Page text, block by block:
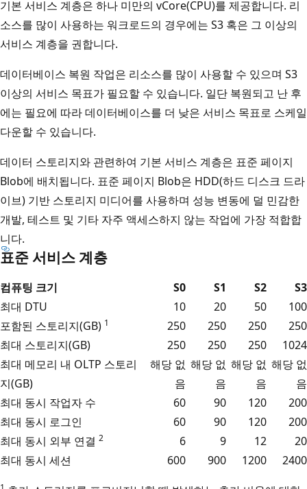
기본 서비스 계층은 하나 미만의 vCore(CPU)를 제공합니다. 리
소스를 많이 사용하는 워크로드의 경우에는 S3 혹은 그 이상의
서비스 계층을 권합니다.
데이터베이스 복원 작업은 리소스를 많이 사용할 수 있으며 S3
이상의 서비스 목표가 필요할 수 있습니다. 일단 복원되고 난 후
에는 필요에 따라 데이터베이스를 더 낮은 서비스 목표로 스케일
다운할 수 있습니다.
데이터 스토리지와 관련하여 기본 서비스 계층은 표준 페이지
Blob에 배치됩니다. 표준 페이지 Blob은 HDD(하드 디스크 드라
이브) 기반 스토리지 미디어를 사용하며 성능 변동에 덜 민감한
개발, 테스트 및 기타 자주 액세스하지 않는 작업에 가장 적합합
니다.
표준 서비스 계층
컴퓨팅 크기 S0 S1 S2
S3
최대 DTU
10 20 50
100
포함된 스토리지(GB) 1 250 250 250
250
최대 스토리지(GB)
250 250 250
1024
최대 메모리 내 OLTP 스토리
지(GB)
해당 없
음
해당 없
음
해당 없
음
해당 없
음
최대 동시 작업자 수
60 90 120
200
최대 동시 로그인
60 90 120
200
최대 동시 외부 연결 2 6 9 12
20
최대 동시 세션
600 900 1200 2400